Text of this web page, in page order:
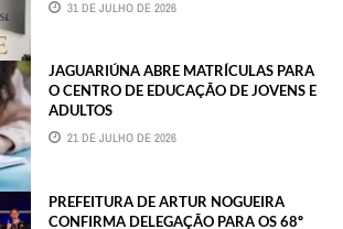
31 DE JULHO DE 2026
JAGUARIÚNA ABRE MATRÍCULAS PARA
O CENTRO DE EDUCAÇÃO DE JOVENS E
ADULTOS
21 DE JULHO DE 2026
PREFEITURA DE ARTUR NOGUEIRA
CONFIRMA DELEGAÇÃO PARA OS 68º